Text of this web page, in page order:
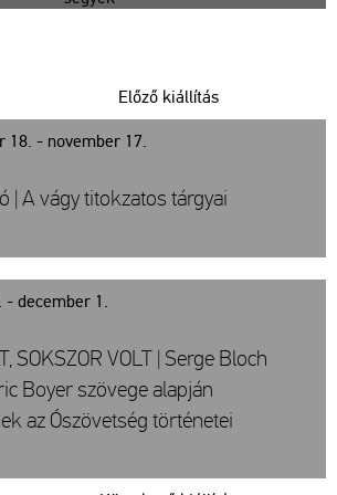
18. - november 17.
Előző kiállítás
| A vágy titokzatos tárgyai
- december 1.
SOKSZOR VOLT | Serge Bloch
Boyer szövege alapján
az Ószövetség történetei